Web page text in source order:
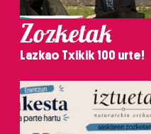
Zozketak
Lazkao Txikik 100 urte!